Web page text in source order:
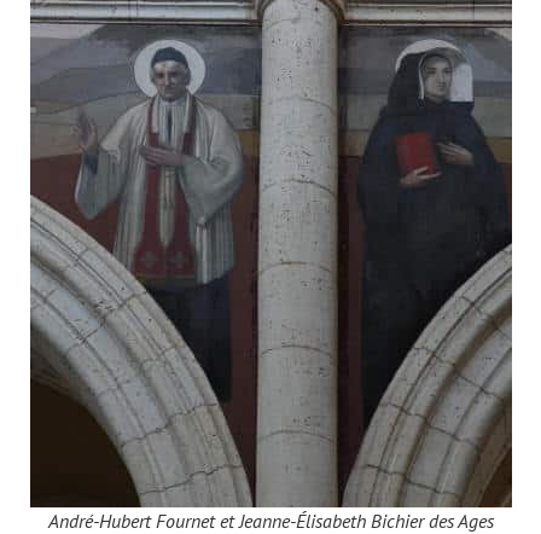
André-Hubert Fournet et Jeanne-Élisabeth Bichier des Ages